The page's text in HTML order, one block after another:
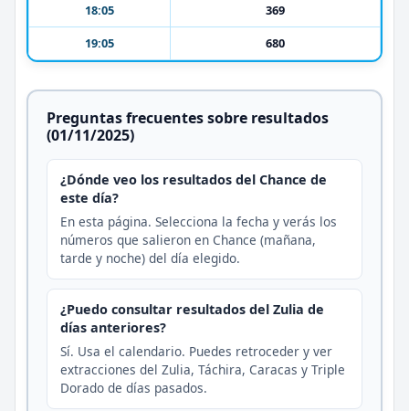
18:05
369
19:05
680
Preguntas frecuentes sobre resultados
(01/11/2025)
¿Dónde veo los resultados del Chance de
este día?
En esta página. Selecciona la fecha y verás los
números que salieron en Chance (mañana,
tarde y noche) del día elegido.
¿Puedo consultar resultados del Zulia de
días anteriores?
Sí. Usa el calendario. Puedes retroceder y ver
extracciones del Zulia, Táchira, Caracas y Triple
Dorado de días pasados.